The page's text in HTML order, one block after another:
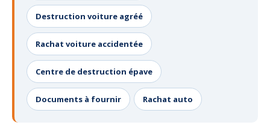
Destruction voiture agréé
Rachat voiture accidentée
Centre de destruction épave
Documents à fournir Rachat auto